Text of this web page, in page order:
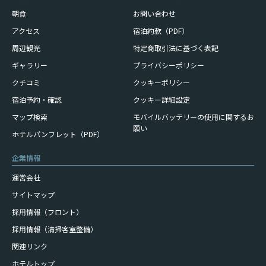
朝食
アクセス
周辺観光
ギャラリー
クチコミ
宿泊予約・確認
マップ検索
ホテルパンフレット（PDF）
お問い合わせ
宿泊約款（PDF）
特定商取引法に基づく表記
プライバシーポリシー
クッキーポリシー
クッキー詳細設定
モバイルバッテリーの使用に関するお
願い
企業情報
運営会社
サイトマップ
採用情報（フロント）
採用情報（清掃客室整備）
関連リンク
ホテルトップ